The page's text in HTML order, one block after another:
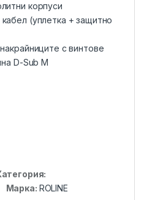
корпуси
(уплетка + защитно
с винтове
D-Sub М
Марка: ROLINE